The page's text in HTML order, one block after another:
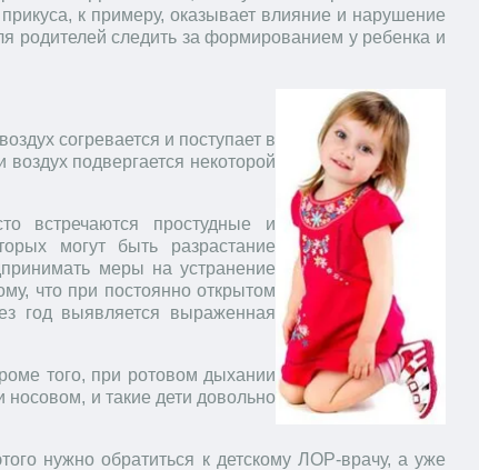
к примеру, оказывает влияние и нарушение
родителей следить за формированием у ребенка и
согревается и поступает в
подвергается некоторой
встречаются простудные и
могут быть разрастание
меры на устранение
что при постоянно открытом
год выявляется выраженная
того, при ротовом дыхании
носовом, и такие дети довольно
нужно обратиться к детскому ЛОР-врачу, а уже